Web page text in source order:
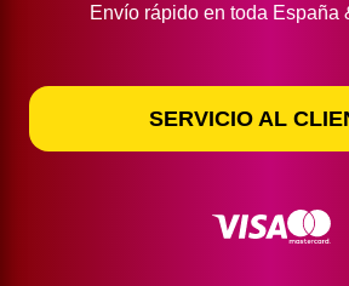
Envío rápido en toda España
SERVICIO AL